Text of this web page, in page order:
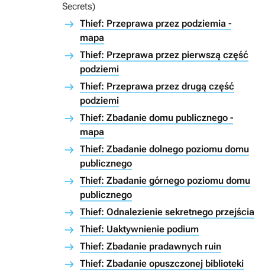
Secrets)
Thief: Przeprawa przez podziemia -
mapa
Thief: Przeprawa przez pierwszą część
podziemi
Thief: Przeprawa przez drugą część
podziemi
Thief: Zbadanie domu publicznego -
mapa
Thief: Zbadanie dolnego poziomu domu
publicznego
Thief: Zbadanie górnego poziomu domu
publicznego
Thief: Odnalezienie sekretnego przejścia
Thief: Uaktywnienie podium
Thief: Zbadanie pradawnych ruin
Thief: Zbadanie opuszczonej biblioteki